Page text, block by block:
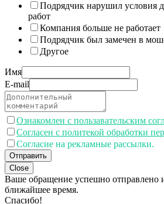
Подрядчик нарушил условия
работ
Компания больше не работает
Подрядчик был замечен в
Другое
Имя
E-mail
Ознакомлен с пользавательским
Согласен с политекой обработки
Согласие на рекламные рассылки.
Отправить
Close
Ваше обращение успешно отправлено
ближайшее время.
Спасибо!